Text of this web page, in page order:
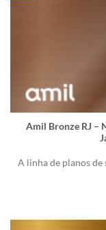
Amil Bronze RJ –
A linha de planos de